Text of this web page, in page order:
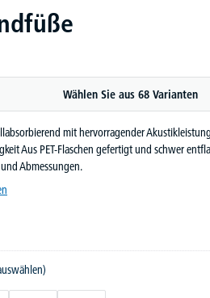
Wählen Sie aus 68 Varianten
mit hervorragender
Aus PET-Flaschen gefertigt und schwer
Abmessungen.